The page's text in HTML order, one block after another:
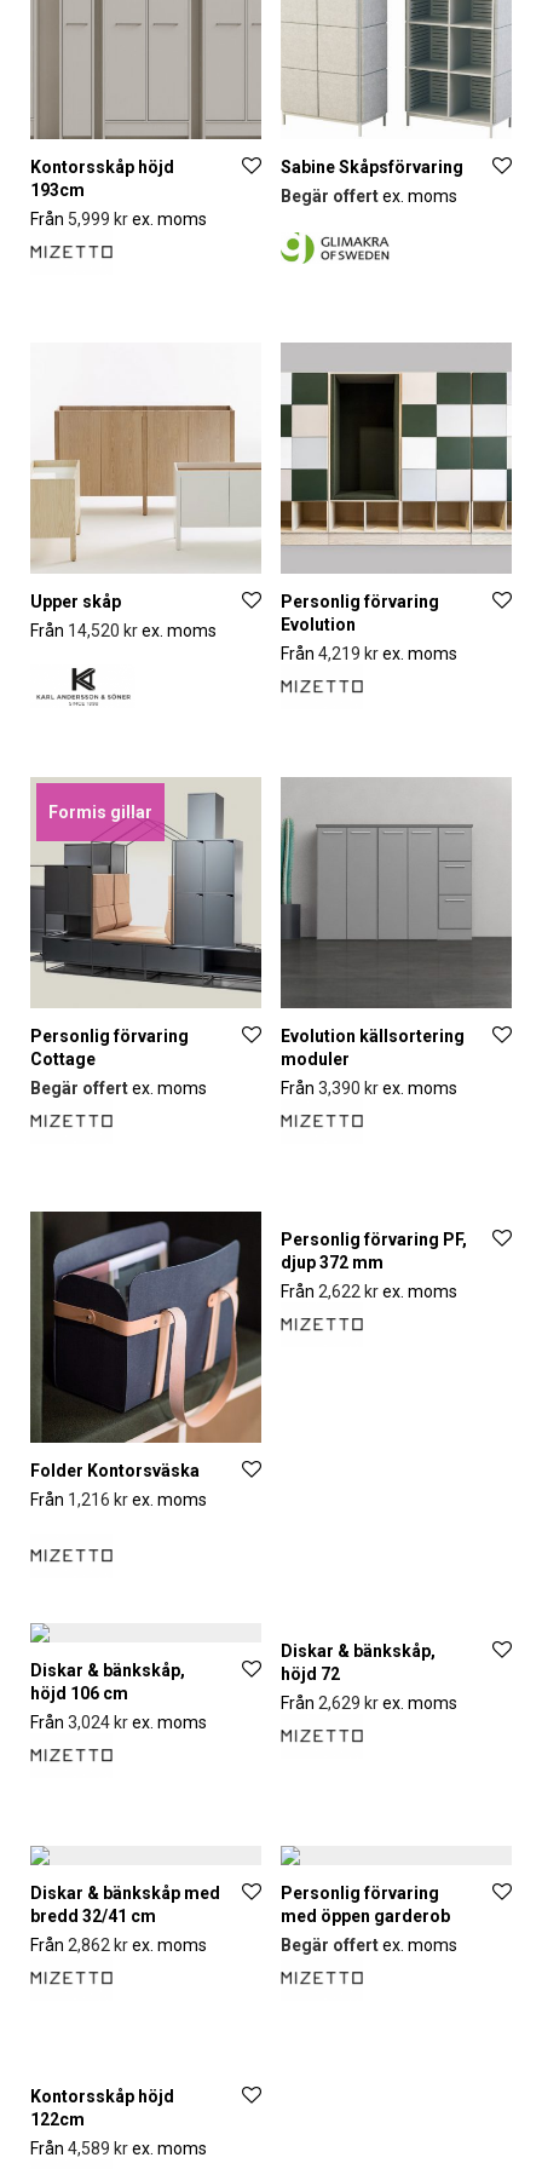
Kontorsskåp höjd
193cm
Från 5,999 krex. moms
Sabine Skåpsförvaring
Begär offertex. moms
Upper skåp
Från 14,520 krex. moms
Personlig förvaring
Evolution
Från 4,219 krex. moms
Formis gillar
Personlig förvaring
Cottage
Begär offertex. moms
Evolution källsortering
moduler
Från 3,390 krex. moms
Folder Kontorsväska
Från 1,216 krex. moms
Personlig förvaring PF,
djup 372 mm
Från 2,622 krex. moms
Diskar & bänkskåp,
höjd 106 cm
Från 3,024 krex. moms
Diskar & bänkskåp,
höjd 72
Från 2,629 krex. moms
Diskar & bänkskåp med
bredd 32/41 cm
Från 2,862 krex. moms
Personlig förvaring
med öppen garderob
Begär offertex. moms
Kontorsskåp höjd
122cm
Från 4,589 krex. moms